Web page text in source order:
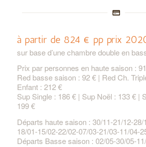
à partir de 824 € pp prix
sur base d’une chambre double en
Prix par personnes en haute saison :
Red basse saison : 92 € | Red Ch.
Enfant : 212 €
Sup Single : 186 € | Sup Noël : 133 € |
199 €
Départs haute saison : 30/11-21/12-28/
18/01-15/02-22/02-07/03-21/03-11/04-
Départs Basse saison : 02/05-30/05-